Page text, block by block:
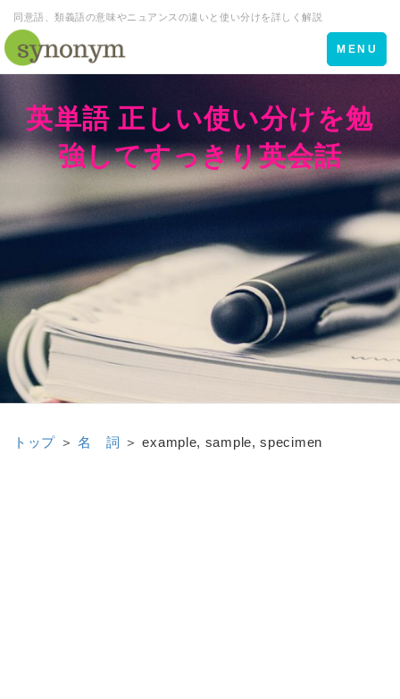
同意語、類義語の意味やニュアンスの違いと使い分けを詳しく解説
Toggle
navigation
MENU
英単語 正しい使い分けを勉
強してすっきり英会話
トップ ＞名 詞 ＞example, sample, specimen